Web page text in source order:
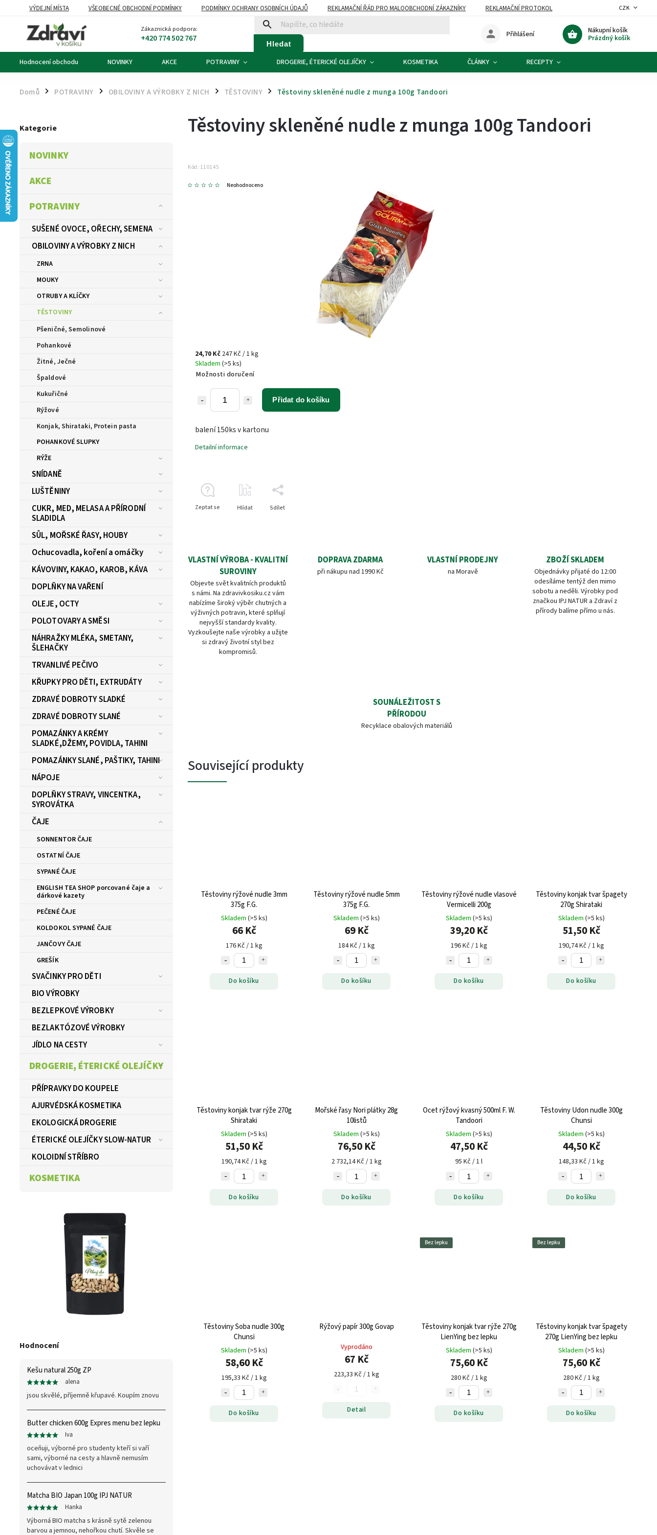
VÝDEJNÍ MÍSTA VŠEOBECNÉ OBCHODNÍ PODMÍNKY PODMÍNKY OCHRANY OSOBNÍCH ÚDAJŮ REKLAMAČNÍ ŘÁD PRO MALOOBCHODNÍ ZÁKAZNÍKY
REKLAMAČNÍ PROTOKOL
OZNÁMENÍ O ODSTOUPENÍ OD KUPNÍ SMLOUVY
KONTAKTY
CZK
Zákaznická podpora:
+420 774 502 767 Hledat
Nákupní košík
Prázdný košík
Přihlášení
Hodnocení obchodu NOVINKY AKCE POTRAVINY DROGERIE, ÉTERICKÉ OLEJÍČKY KOSMETIKA ČLÁNKY RECEPTY
Domů / POTRAVINY / OBILOVINY A VÝROBKY Z NICH / TĚSTOVINY / Těstoviny skleněné nudle z munga 100g Tandoori
Kategorie
NOVINKY
AKCE
POTRAVINY
SUŠENÉ OVOCE, OŘECHY, SEMENA
OBILOVINY A VÝROBKY Z NICH
ZRNA
MOUKY
OTRUBY A KLÍČKY
TĚSTOVINY
Pšeničné, Semolinové
Pohankové
Žitné, Ječné
Špaldové
Kukuřičné
Rýžové
Konjak, Shirataki, Protein pasta
POHANKOVÉ SLUPKY
RÝŽE
SNÍDANĚ
LUŠTĚNINY
CUKR, MED, MELASA A PŘÍRODNÍ
SLADIDLA
SŮL, MOŘSKÉ ŘASY, HOUBY
Ochucovadla, koření a omáčky
KÁVOVINY, KAKAO, KAROB, KÁVA
DOPLŇKY NA VAŘENÍ
OLEJE, OCTY
POLOTOVARY A SMĚSI
NÁHRAŽKY MLÉKA, SMETANY,
ŠLEHAČKY
TRVANLIVÉ PEČIVO
KŘUPKY PRO DĚTI, EXTRUDÁTY
ZDRAVÉ DOBROTY SLADKÉ
ZDRAVÉ DOBROTY SLANÉ
POMAZÁNKY A KRÉMY
SLADKÉ,DŽEMY, POVIDLA, TAHINI
POMAZÁNKY SLANÉ, PAŠTIKY, TAHINI
NÁPOJE
DOPLŇKY STRAVY, VINCENTKA,
SYROVÁTKA
ČAJE
SONNENTOR ČAJE
OSTATNÍ ČAJE
SYPANÉ ČAJE
ENGLISH TEA SHOP porcované čaje a
dárkové kazety
PEČENÉ ČAJE
KOLDOKOL SYPANÉ ČAJE
JANČOVY ČAJE
GREŠÍK
SVAČINKY PRO DĚTI
BIO VÝROBKY
BEZLEPKOVÉ VÝROBKY
BEZLAKTÓZOVÉ VÝROBKY
JÍDLO NA CESTY
DROGERIE, ÉTERICKÉ OLEJÍČKY
PŘÍPRAVKY DO KOUPELE
AJURVÉDSKÁ KOSMETIKA
EKOLOGICKÁ DROGERIE
ÉTERICKÉ OLEJÍČKY SLOW-NATUR
KOLOIDNÍ STŘÍBRO
KOSMETIKA
Hodnocení
Kešu natural 250g ZP
alena
jsou skvělé, příjemně křupavé. Koupím znovu
Butter chicken 600g Expres menu bez lepku
Iva
oceňuji, výborné pro studenty kteří si vaří
sami, výborné na cesty a hlavně nemusím
uchovávat v lednici
Matcha BIO Japan 100g IPJ NATUR
Hanka
Výborná BIO matcha s krásně sytě zelenou
barvou a jemnou, nehořkou chutí. Skvěle se
Těstoviny skleněné nudle z munga 100g Tandoori
Kód: 110145
Neohodnoceno
24,70 Kč 247 Kč / 1 kg
Skladem (>5 ks)
Možnosti doručení
Přidat do košíku
balení 150ks v kartonu
Detailní informace
Zeptat se Hlídat Sdílet
VLASTNÍ VÝROBA - KVALITNÍ
SUROVINY
Objevte svět kvalitních produktů
s námi. Na zdravivkosiku.cz vám
nabízíme široký výběr chutných a
výživných potravin, které splňují
nejvyšší standardy kvality.
Vyzkoušejte naše výrobky a užijte
si zdravý životní styl bez
kompromisů.
DOPRAVA ZDARMA
při nákupu nad 1990 Kč
VLASTNÍ PRODEJNY
na Moravě
ZBOŽÍ SKLADEM
Objednávky přijaté do 12:00
odesíláme tentýž den mimo
sobotu a neděli. Výrobky pod
značkou IPJ NATUR a Zdraví z
přírody balíme přímo u nás.
SOUNÁLEŽITOST S
PŘÍRODOU
Recyklace obalových materiálů
Související produkty
Těstoviny rýžové nudle 3mm
375g F.G.
Skladem (>5 ks)
66 Kč
176 Kč / 1 kg
Do košíku
Těstoviny rýžové nudle 5mm
375g F.G.
Skladem (>5 ks)
69 Kč
184 Kč / 1 kg
Do košíku
Těstoviny rýžové nudle vlasové
Vermicelli 200g
Skladem (>5 ks)
39,20 Kč
196 Kč / 1 kg
Do košíku
Těstoviny konjak tvar špagety
270g Shirataki
Skladem (>5 ks)
51,50 Kč
190,74 Kč / 1 kg
Do košíku
Těstoviny konjak tvar rýže 270g
Shirataki
Skladem (>5 ks)
51,50 Kč
190,74 Kč / 1 kg
Do košíku
Mořské řasy Nori plátky 28g
10listů
Skladem (>5 ks)
76,50 Kč
2 732,14 Kč / 1 kg
Do košíku
Ocet rýžový kvasný 500ml F. W.
Tandoori
Skladem (>5 ks)
47,50 Kč
95 Kč / 1 l
Do košíku
Těstoviny Udon nudle 300g
Chunsi
Skladem (>5 ks)
44,50 Kč
148,33 Kč / 1 kg
Do košíku
Těstoviny Soba nudle 300g
Chunsi
Skladem (>5 ks)
58,60 Kč
195,33 Kč / 1 kg
Do košíku
Rýžový papír 300g Govap
Vyprodáno
67 Kč
223,33 Kč / 1 kg
Detail
Bez lepku
Těstoviny konjak tvar rýže 270g
LienYing bez lepku
Skladem (>5 ks)
75,60 Kč
280 Kč / 1 kg
Do košíku
Bez lepku
Těstoviny konjak tvar špagety
270g LienYing bez lepku
Skladem (>5 ks)
75,60 Kč
280 Kč / 1 kg
Do košíku